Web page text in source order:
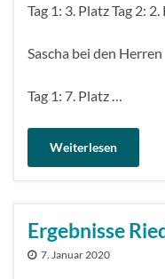
Tag 1: 3. Platz Tag 2:
Sascha bei den Herren
Tag 1: 7. Platz …
Weiterlesen
Ergebnisse
7. Januar 2020